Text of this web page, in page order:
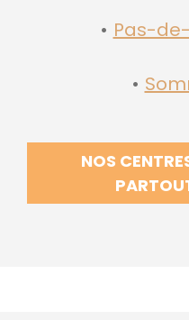
Pas-
NOS